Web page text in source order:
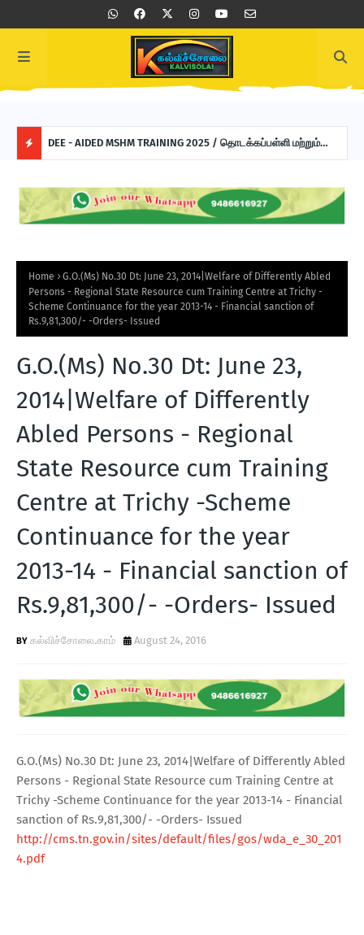
O
P
O
S
T
S
சார்ந்த DEE - AIDED MSHM TRAINING 2025 / தொடக்கப்பள்ளி மற்றும்
மேம்பாட்டுப் பயிற்சி
Home
G.O.(Ms) No.30 Dt: June 23, 2014|Welfare of Differently Abled
Persons - Regional State Resource cum Training Centre at Trichy -
Scheme Continuance for the year 2013-14 - Financial sanction of
Rs.9,81,300/- -Orders- Issued
G.O.(Ms) No.30 Dt: June 23,
2014|Welfare of Differently
Abled Persons - Regional
State Resource cum Training
Centre at Trichy -Scheme
Continuance for the year
2013-14 - Financial sanction of
Rs.9,81,300/- -Orders- Issued
கல்விச்சோலை.காம் August 24, 2016
G.O.(Ms) No.30 Dt: June 23, 2014|Welfare of Differently Abled
Persons - Regional State Resource cum Training Centre at
Trichy -Scheme Continuance for the year 2013-14 - Financial
sanction of Rs.9,81,300/- -Orders- Issued
http://cms.tn.gov.in/sites/default/files/gos/wda_e_30_201
4.pdf